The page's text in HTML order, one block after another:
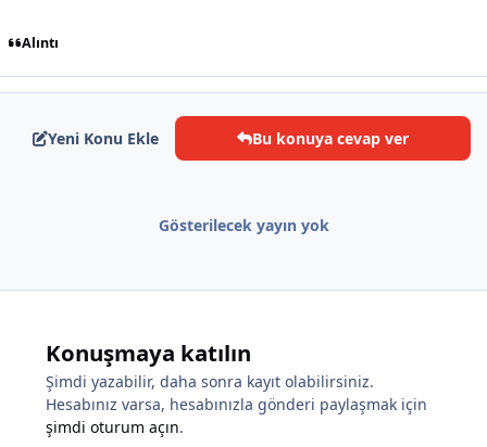
Alıntı
Yeni Konu Ekle Bu konuya cevap ver
Gösterilecek yayın yok
Konuşmaya katılın
Şimdi yazabilir, daha sonra kayıt olabilirsiniz.
Hesabınız varsa, hesabınızla gönderi paylaşmak için
şimdi oturum açın.
*